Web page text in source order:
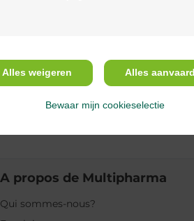
Usage
A propos de Multipharma
Qui sommes-nous?
Alles weigeren Alles
Bewaar mijn cookieselectie